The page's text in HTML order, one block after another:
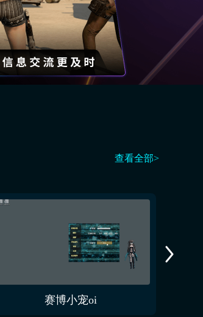
查看全部>
赛博小宠oi